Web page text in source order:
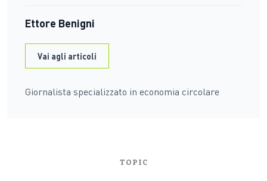
Ettore Benigni
Vai agli articoli
Giornalista specializzato in economia circolare
TOPIC